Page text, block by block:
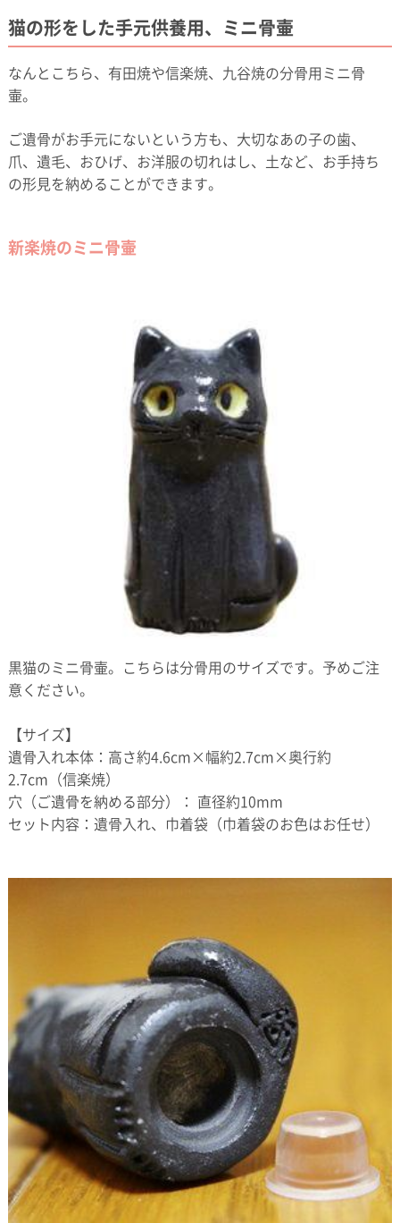
猫の形をした手元供養用、ミニ骨壷
なんとこちら、有田焼や信楽焼、九谷焼の分骨用ミニ骨
壷。
ご遺骨がお手元にないという方も、大切なあの子の歯、
爪、遺毛、おひげ、お洋服の切れはし、土など、お手持ち
の形見を納めることができます。
新楽焼のミニ骨壷
黒猫のミニ骨壷。こちらは分骨用のサイズです。予めご注
意ください。
【サイズ】
遺骨入れ本体：高さ約4.6cm×幅約2.7cm×奥行約
2.7cm（信楽焼）
穴（ご遺骨を納める部分）： 直径約10mm
セット内容：遺骨入れ、巾着袋（巾着袋のお色はお任せ）